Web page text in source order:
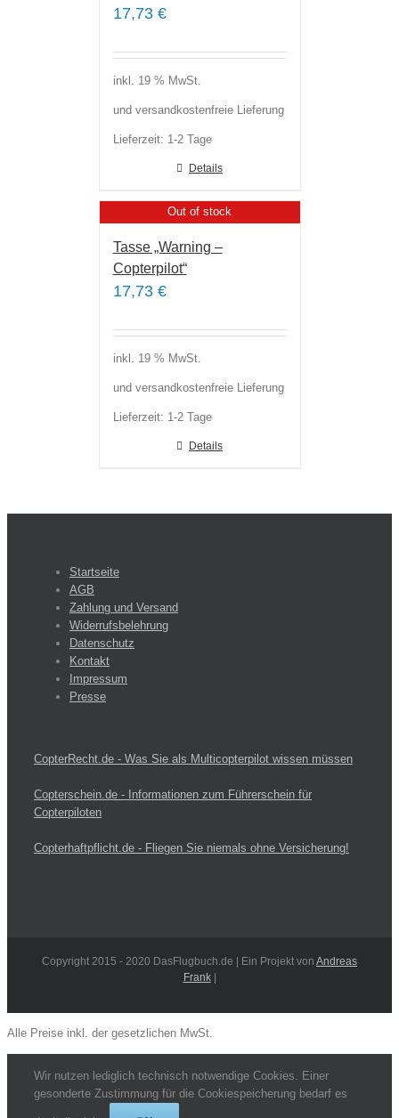
17,73 €
inkl. 19 % MwSt.
und versandkostenfreie Lieferung
Lieferzeit: 1-2 Tage
Details
Out of stock
Tasse „Warning –
Copterpilot“
17,73 €
inkl. 19 % MwSt.
und versandkostenfreie Lieferung
Lieferzeit: 1-2 Tage
Details
Startseite
AGB
Zahlung und Versand
Widerrufsbelehrung
Datenschutz
Kontakt
Impressum
Presse
CopterRecht.de - Was Sie als Multicopterpilot wissen müssen
Copterschein.de - Informationen zum Führerschein für
Copterpiloten
Copterhaftpflicht.de - Fliegen Sie niemals ohne Versicherung!
Copyright 2015 - 2020 DasFlugbuch.de | Ein Projekt von Andreas
Frank|
Alle Preise inkl. der gesetzlichen MwSt.
Wir nutzen lediglich technisch notwendige Cookies. Einer
gesonderte Zustimmung für die Cookiespeicherung bedarf es